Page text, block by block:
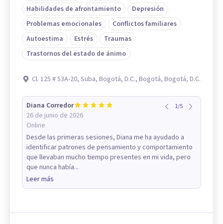
Habilidades de afrontamiento
Depresión
Problemas emocionales
Conflictos familiares
Autoestima
Estrés
Traumas
Trastornos del estado de ánimo
Cl. 125 # 53A-20, Suba, Bogotá, D.C., Bogotá, Bogotá, D.C.
Diana Corredor
26 de junio de 2026
Online
1/5
Desde las primeras sesiones, Diana me ha ayudado a
identificar patrones de pensamiento y comportamiento
que llevaban mucho tiempo presentes en mi vida, pero
que nunca había...
Leer más